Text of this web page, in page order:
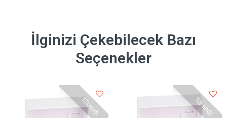
İlginizi Çekebilecek Bazı
Seçenekler
Tükendi Tükendi